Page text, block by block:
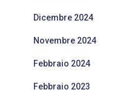
Dicembre 2024
Novembre 2024
Febbraio 2024
Febbraio 2023